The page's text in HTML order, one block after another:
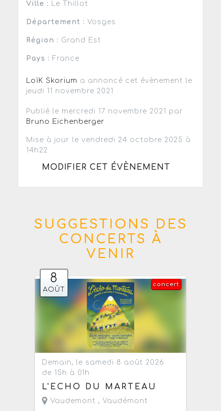
Ville : Le Thillot
Département : Vosges
Région : Grand Est
Pays : France
LoïK Skorium a annoncé cet évènement le
jeudi 11 novembre 2021
Publié le mercredi 17 novembre 2021 par
Bruno Eichenberger
Mise à jour le vendredi 24 octobre 2025 à
14h22
MODIFIER CET ÉVÈNEMENT
SUGGESTIONS DES
CONCERTS À
VENIR
8
AOÛT
concert
Demain, le samedi 8 août 2026
de 15h à 01h
L'ECHO DU MARTEAU
Vaudemont , Vaudémont